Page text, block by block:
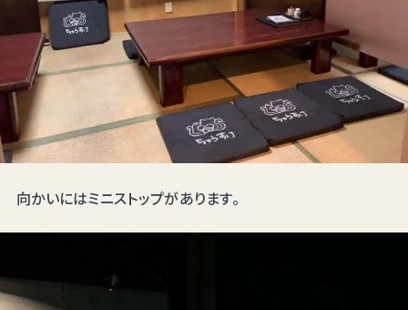
向かいにはミニストップがあります。